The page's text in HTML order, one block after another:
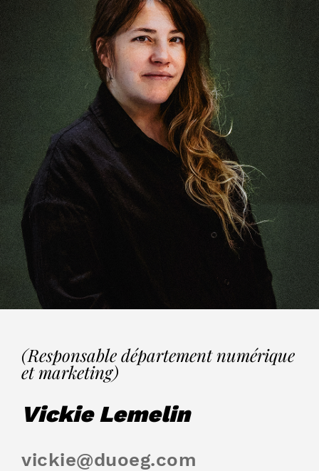
(Responsable département numérique
et marketing)
Vickie Lemelin
vickie@duoeg.com